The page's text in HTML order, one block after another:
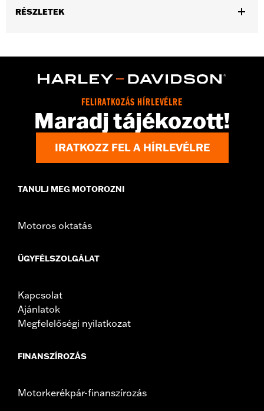
RÉSZLETEK
Cover P/N 25700385 or 25700438).
Derby cover only
WARRANTY:,,,,,,,,,,,,,,,,,,,,,,,,,,,,,,,,,,,,,,,,,,,,,,,,,,,,,,,,,,,,,,,,,,
NOTES:Removing and installing engine covers may require
purchase of new gaskets. See dealer for information.
FELIRATKOZÁS HÍRLEVÉLRE
Maradj tájékozott!
IRATKOZZ FEL A HÍRLEVÉLRE
TANULJ MEG MOTOROZNI
Motoros oktatás
ÜGYFÉLSZOLGÁLAT
Kapcsolat
Ajánlatok
Megfelelőségi nyilatkozat
FINANSZÍROZÁS
Motorkerékpár-finanszírozás